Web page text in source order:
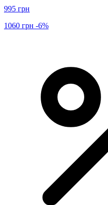
995 грн
1060 грн -6%